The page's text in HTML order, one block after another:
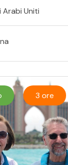
Arabi Uniti
3 ore